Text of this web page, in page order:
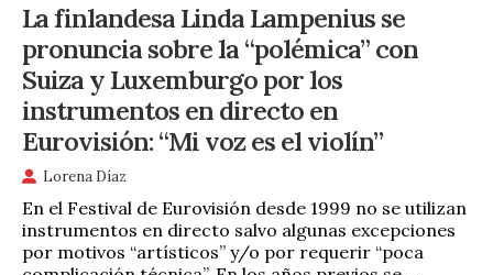
La finlandesa Linda Lampenius se
pronuncia sobre la “polémica” con
Suiza y Luxemburgo por los
instrumentos en directo en
Eurovisión: “Mi voz es el violín”
Lorena Díaz
En el Festival de Eurovisión desde 1999 no se utilizan
instrumentos en directo salvo algunas excepciones
por motivos “artísticos” y/o por requerir “poca